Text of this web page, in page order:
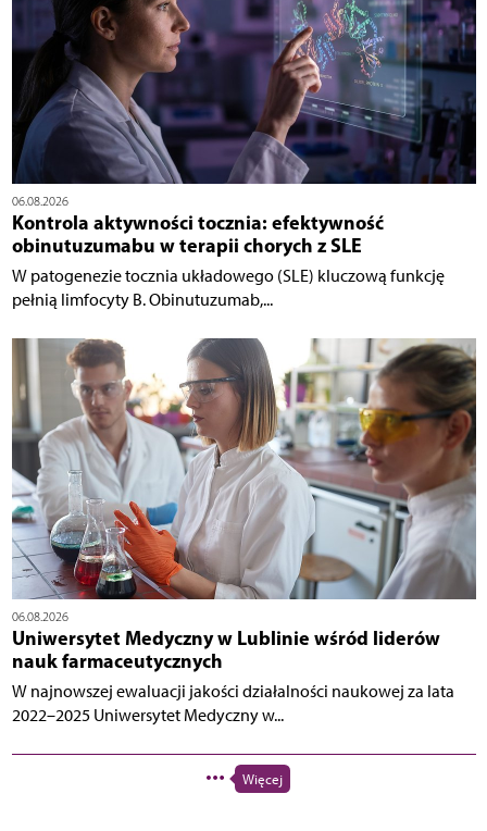
06.08.2026
Kontrola aktywności tocznia: efektywność
obinutuzumabu w terapii chorych z SLE
W patogenezie tocznia układowego (SLE) kluczową funkcję
pełnią limfocyty B. Obinutuzumab,...
06.08.2026
Uniwersytet Medyczny w Lublinie wśród liderów
nauk farmaceutycznych
W najnowszej ewaluacji jakości działalności naukowej za lata
2022–2025 Uniwersytet Medyczny w...
Więcej